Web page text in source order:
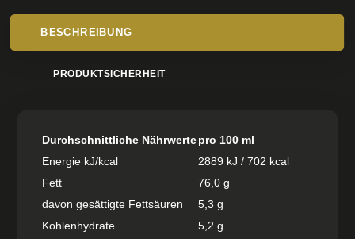
BESCHREIBUNG
PRODUKTSICHERHEIT
Durchschnittliche Nährwertepro 100 ml
Energie kJ/kcal
2889 kJ / 702 kcal
Fett
76,0 g
davon gesättigte Fettsäuren
5,3 g
Kohlenhydrate
5,2 g